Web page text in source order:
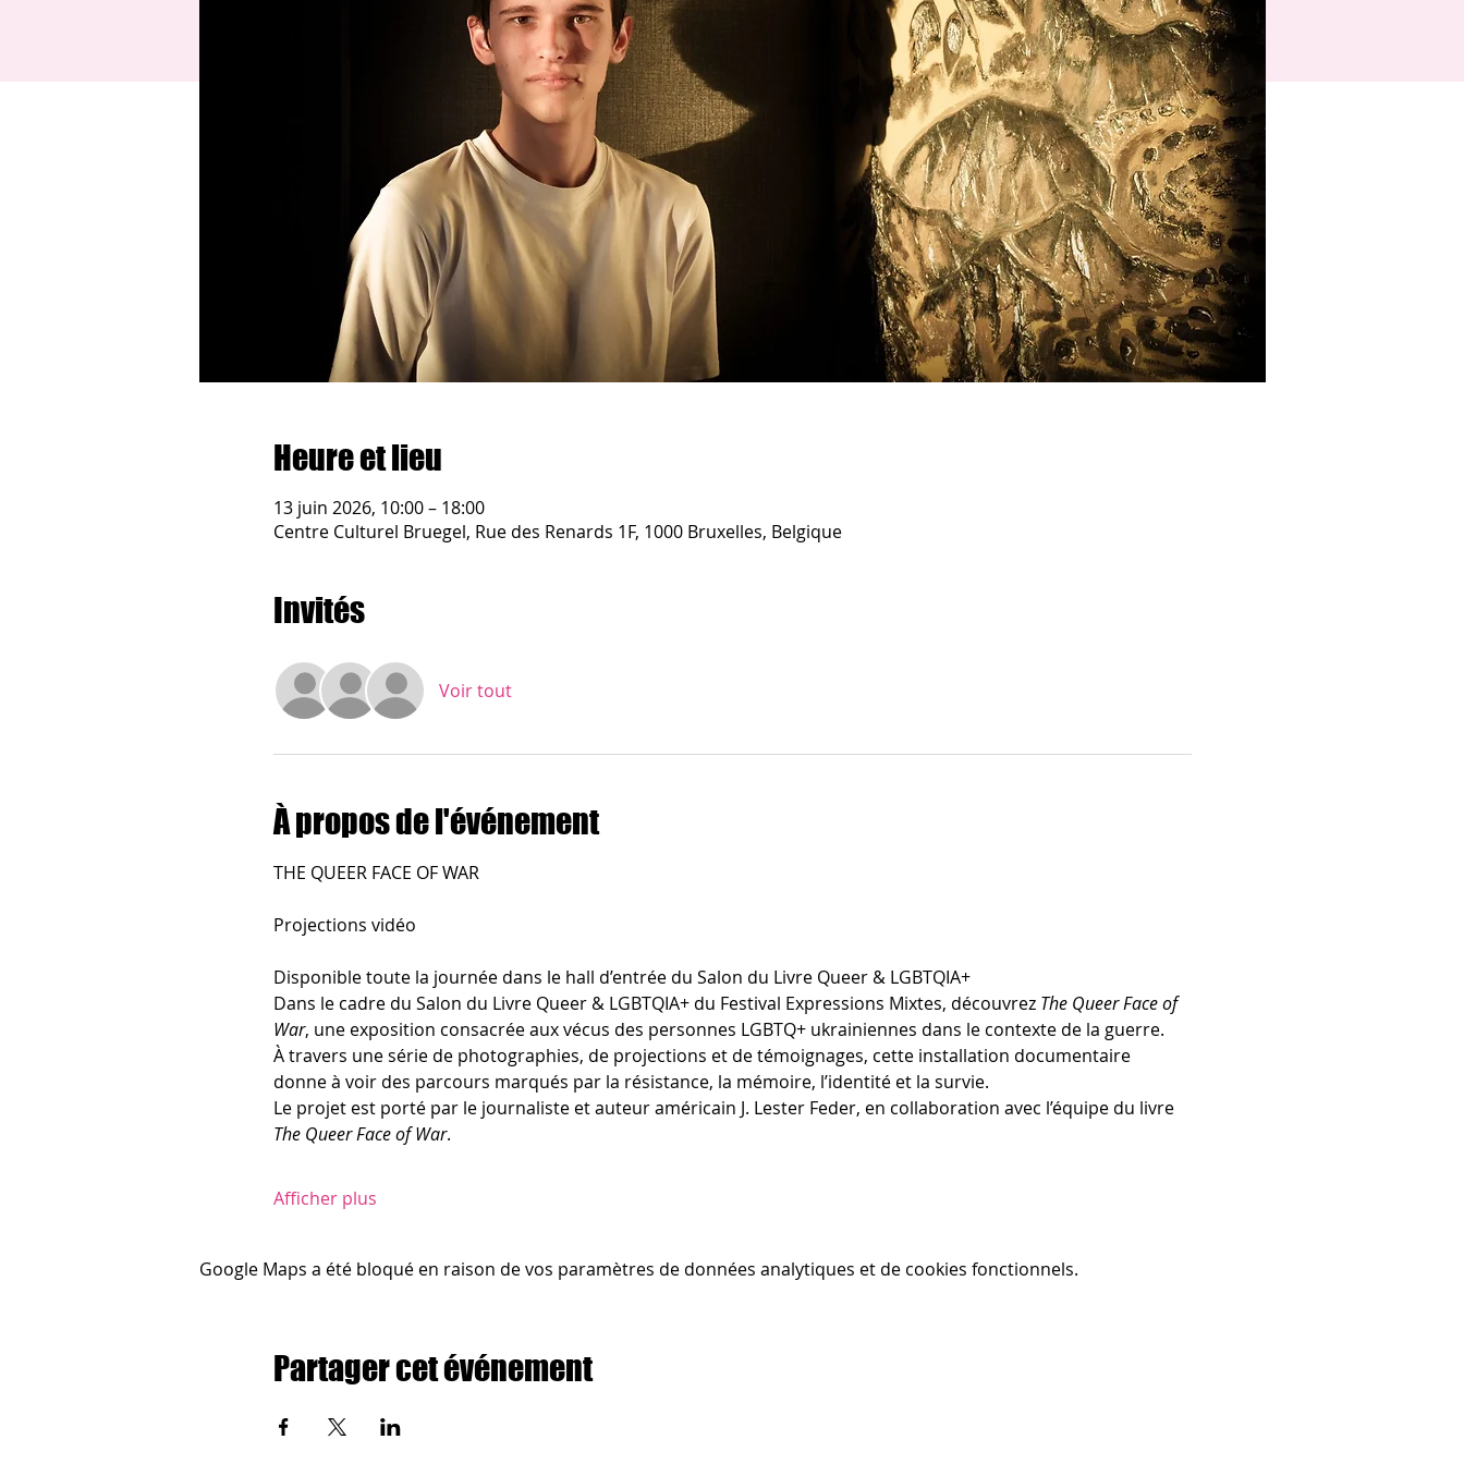
Heure et lieu
13 juin 2026, 10:00 – 18:00
Centre Culturel Bruegel, Rue des Renards 1F, 1000 Bruxelles, Belgique
Invités
Voir tout
À propos de l'événement
THE QUEER FACE OF WAR
Projections vidéo
Disponible toute la journée dans le hall d’entrée du Salon du Livre Queer & LGBTQIA+
Dans le cadre du Salon du Livre Queer & LGBTQIA+ du Festival Expressions Mixtes, découvrez The Queer Face of
War, une exposition consacrée aux vécus des personnes LGBTQ+ ukrainiennes dans le contexte de la guerre.
À travers une série de photographies, de projections et de témoignages, cette installation documentaire
donne à voir des parcours marqués par la résistance, la mémoire, l’identité et la survie.
Le projet est porté par le journaliste et auteur américain J. Lester Feder, en collaboration avec l’équipe du livre
The Queer Face of War.
Afficher plus
Google Maps a été bloqué en raison de vos paramètres de données analytiques et de cookies fonctionnels.
Partager cet événement